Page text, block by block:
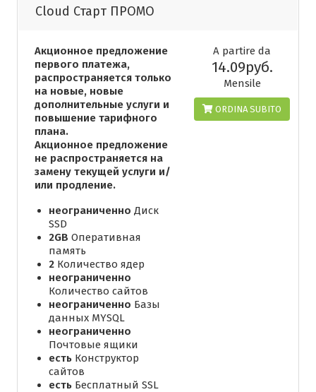
Cloud Старт ПРОМО
Акционное предложение
первого платежа,
распространяется только
на новые, новые
дополнительные услуги и
повышение тарифного
плана.
Акционное предложение
не распространяется на
замену текущей услуги и/
или продление.
неограниченно Диск
SSD
2GB Оперативная
память
2 Количество ядер
неограниченно
Количество сайтов
неограниченно Базы
данных MYSQL
неограниченно
Почтовые ящики
есть Конструктор
сайтов
есть Бесплатный SSL
A partire da
14.09руб.
Mensile
ORDINA SUBITO